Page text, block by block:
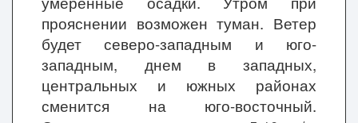
прояснении возможен туман. Ветер
будет северо-западным и юго-
западным, днем в западных,
центральных и южных районах
сменится на юго-восточный.